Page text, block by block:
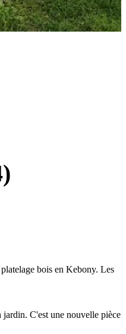
bois en Kebony. Les
C'est une nouvelle pièce